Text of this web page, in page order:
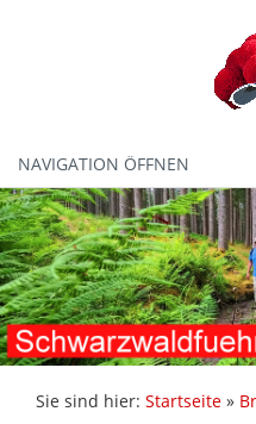
NAVIGATION ÖFFNEN
Sie sind hier: Startseite »